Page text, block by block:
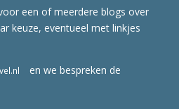
een of meerdere blogs over
keuze, eventueel met linkjes
en we bespreken de